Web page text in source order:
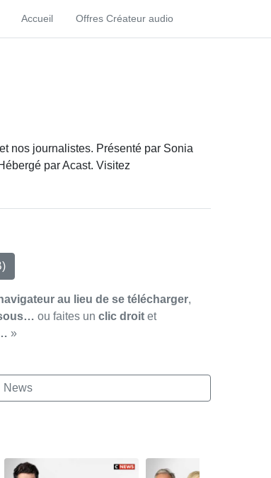
Accueil Offres Créateur audio
nos journalistes. Présenté par Sonia
par Acast. Visitez
au lieu de se télécharger,
ou faites un clic droit et
»
News